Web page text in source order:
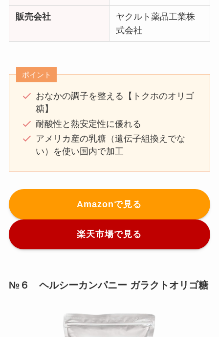
販売会社
ヤクルト薬品工業株
式会社
ポイント
おなかの調子を整える【トクホのオリゴ
糖】
耐酸性と熱安定性に優れる
アメリカ産の乳糖（遺伝子組換えでな
い）を使い国内で加工
Amazonで見る
楽天市場で見る
№６ ヘルシーカンパニー ガラクトオリゴ糖